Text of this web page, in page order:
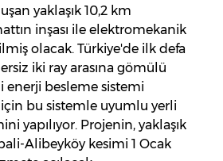
yaklaşık 10,2 km
inşası ile elektromekanik
olacak. Türkiye'de ilk defa
iki ray arasına gömülü
enerji besleme sistemi
bu sistemle uyumlu yerli
yapılıyor. Projenin, yaklaşık
Alibeyköy kesimi 1 Ocak